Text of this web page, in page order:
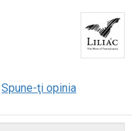
Spune-ţi opinia